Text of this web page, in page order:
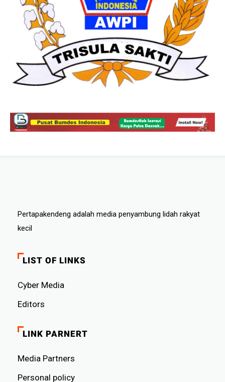
Pertapakendeng adalah media penyambung lidah rakyat
kecil
LIST OF LINKS
Cyber ​​Media
Editors
LINK PARNERT
Media Partners
Personal policy